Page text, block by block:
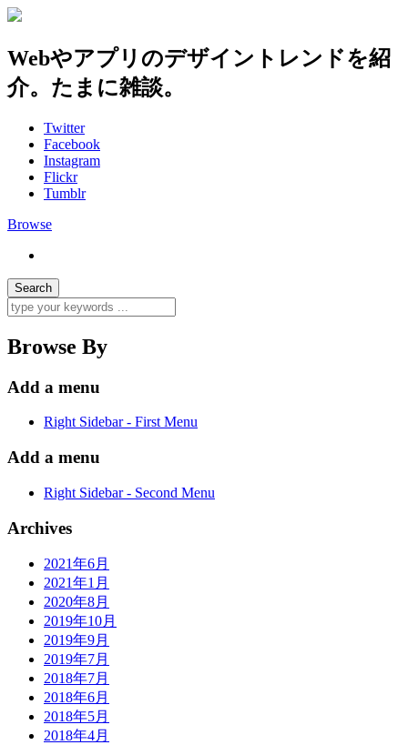
Webやアプリのデザイントレンドを紹
介。たまに雑談。
Twitter
Facebook
Instagram
Flickr
Tumblr
Browse
Browse By
Add a menu
Right Sidebar - First Menu
Add a menu
Right Sidebar - Second Menu
Archives
2021年6月
2021年1月
2020年8月
2019年10月
2019年9月
2019年7月
2018年7月
2018年6月
2018年5月
2018年4月